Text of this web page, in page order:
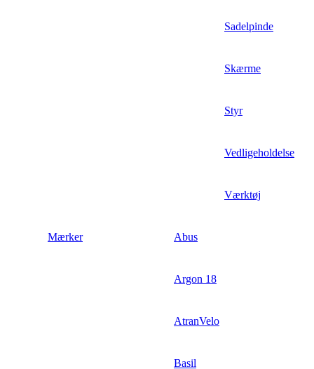
Sadelpinde
Skærme
Styr
Vedligeholdelse
Værktøj
Mærker Abus
Argon 18
AtranVelo
Basil